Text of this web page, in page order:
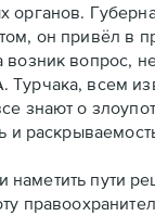
он привёл в
вопрос,
всем
знают о
и
пути